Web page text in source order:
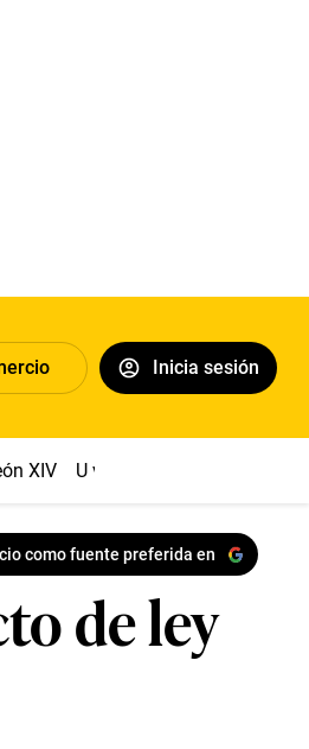
Inicia sesión
XIV U vs Cristal
como fuente preferida en
de ley